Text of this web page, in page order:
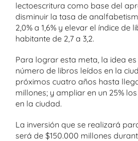
lectoescritura como base del
disminuir la tasa de
2,0% a 1,6% y elevar el índice de
habitante de 2,7 a 3,2.
Para lograr esta meta, la idea
número de libros leídos en la
próximos cuatro años hasta
millones; y ampliar en un 25%
en la ciudad.
La inversión que se realizará
será de $150.000 millones